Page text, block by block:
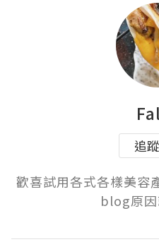
追蹤
歡喜試用各式各樣美容
blog原